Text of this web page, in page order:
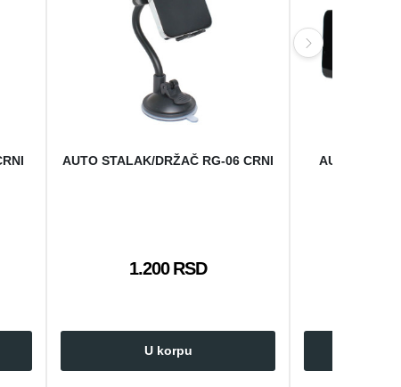
AUTO STALAK/DRŽAČ RG-06 CRNI
1.200 RSD
U korpu
AUTO